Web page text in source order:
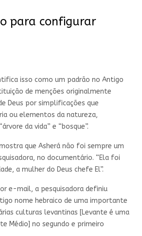
para configurar
isso como um padrão no Antigo
de menções originalmente
Deus por simplificações que
ou elementos da natureza,
da vida” e “bosque”.
que Asherá não foi sempre um
no documentário. “Ela foi
a mulher do Deus chefe El”.
e-mail, a pesquisadora definiu
nome hebraico de uma importante
culturas levantinas [Levante é uma
Médio] no segundo e primeiro